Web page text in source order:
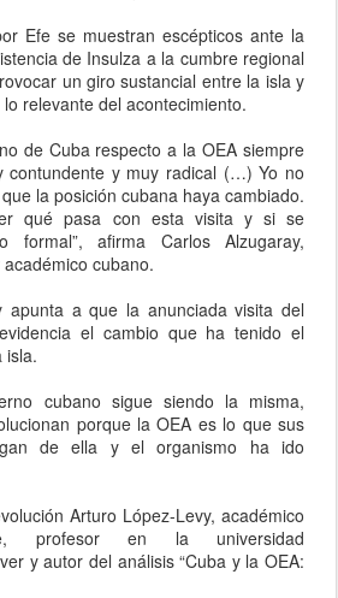
Efe se muestran escépticos ante la
de Insulza a la cumbre regional
un giro sustancial entre la isla y
relevante del acontecimiento.
de Cuba respecto a la OEA siempre
contundente y muy radical (…) Yo no
la posición cubana haya cambiado.
qué pasa con esta visita y si se
formal”, afirma Carlos Alzugaray,
cubano.
apunta a que la anunciada visita del
el cambio que ha tenido el
isla.
cubano sigue siendo la misma,
porque la OEA es lo que sus
de ella y el organismo ha ido
Arturo López-Levy, académico
profesor en la universidad
y autor del análisis “Cuba y la OEA: